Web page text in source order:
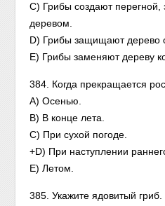
С) Грибы создают перегной,
деревом.
D) Грибы защищают дерево
Е) Грибы заменяют дереву
384. Когда прекращается
A) Осенью.
В) В конце лета.
С) При сухой погоде.
+D) При наступлении
Е) Летом.
385. Укажите ядовитый гриб.